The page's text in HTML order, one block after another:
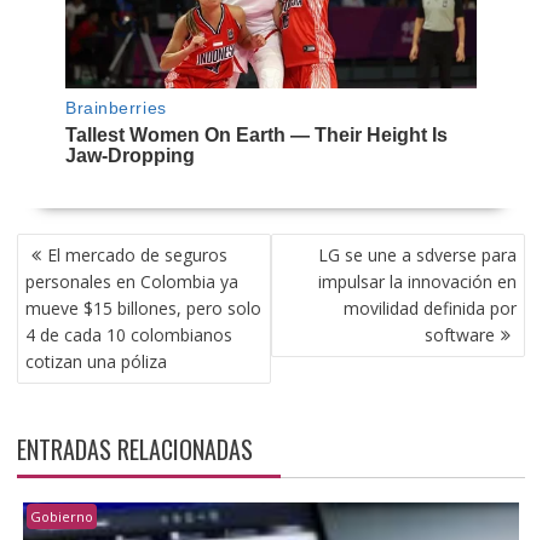
NAVEGACIÓN
DE
ENTRADAS
El mercado de seguros
personales en Colombia ya
mueve $15 billones, pero solo
4 de cada 10 colombianos
cotizan una póliza
LG se une a sdverse para
impulsar la innovación en
movilidad definida por
software
ENTRADAS RELACIONADAS
Gobierno